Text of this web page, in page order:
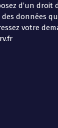
d’un droit
données
votre